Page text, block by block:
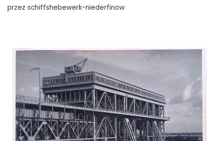
przez schiffshebewerk-niederfinow